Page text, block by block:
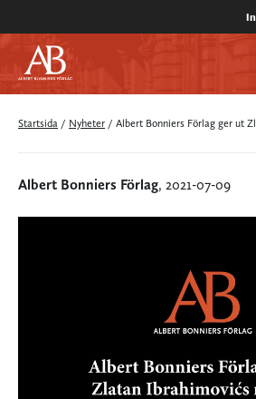
Startsida / Nyheter / Albert Bonniers Förlag ger ut
Albert Bonniers Förlag, 2021-07-09